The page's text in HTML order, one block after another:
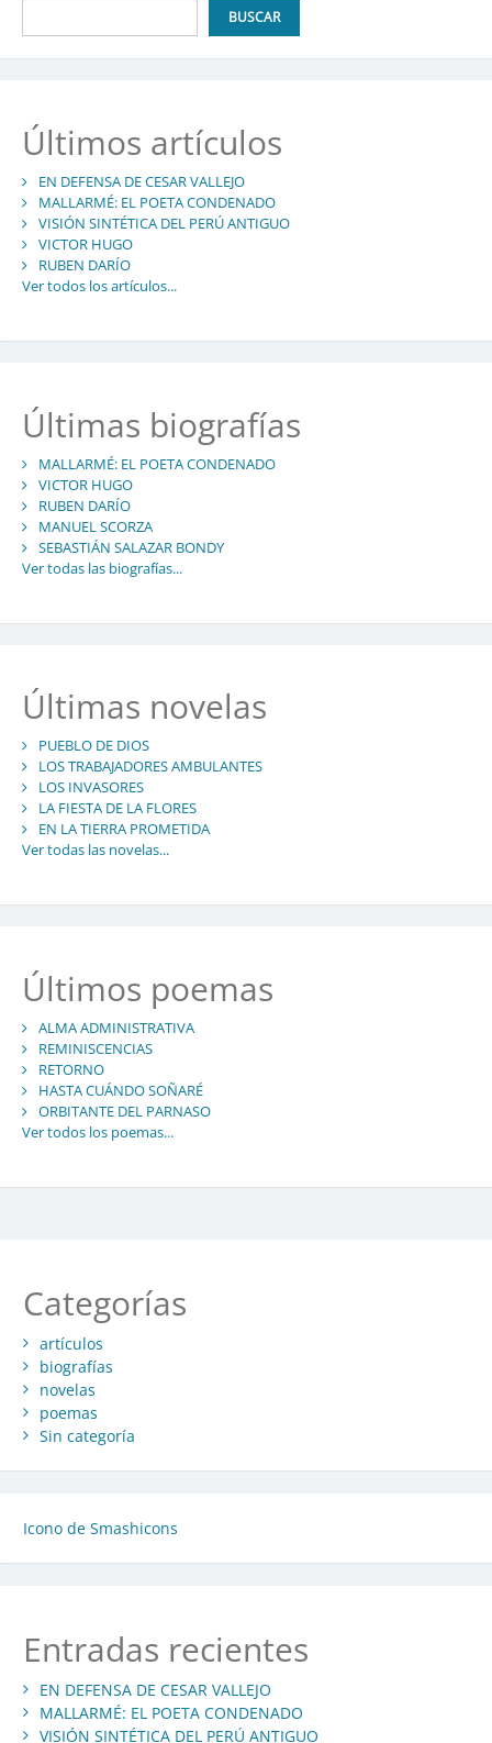
BUSCAR
Últimos artículos
EN DEFENSA DE CESAR VALLEJO
MALLARMÉ: EL POETA CONDENADO
VISIÓN SINTÉTICA DEL PERÚ ANTIGUO
VICTOR HUGO
RUBEN DARÍO
Ver todos los artículos...
Últimas biografías
MALLARMÉ: EL POETA CONDENADO
VICTOR HUGO
RUBEN DARÍO
MANUEL SCORZA
SEBASTIÁN SALAZAR BONDY
Ver todas las biografías...
Últimas novelas
PUEBLO DE DIOS
LOS TRABAJADORES AMBULANTES
LOS INVASORES
LA FIESTA DE LA FLORES
EN LA TIERRA PROMETIDA
Ver todas las novelas...
Últimos poemas
ALMA ADMINISTRATIVA
REMINISCENCIAS
RETORNO
HASTA CUÁNDO SOÑARÉ
ORBITANTE DEL PARNASO
Ver todos los poemas...
Categorías
artículos
biografías
novelas
poemas
Sin categoría
Icono de Smashicons
Entradas recientes
EN DEFENSA DE CESAR VALLEJO
MALLARMÉ: EL POETA CONDENADO
VISIÓN SINTÉTICA DEL PERÚ ANTIGUO